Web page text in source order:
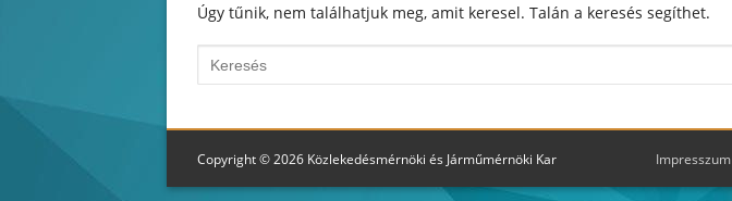
Úgy tűnik, nem találhatjuk meg, amit keresel. Talán a keresés segíthet.
Keresése:
Copyright © 2026 Közlekedésmérnöki és Járműmérnöki Kar Impresszum